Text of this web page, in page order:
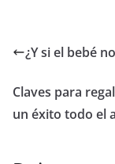
¿Y si el bebé
Claves para
un éxito todo el